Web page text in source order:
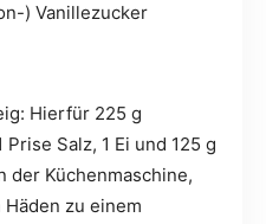
) Vanillezucker
Hierfür 225 g
Salz, 1 Ei und 125 g
der Küchenmaschine,
zu einem